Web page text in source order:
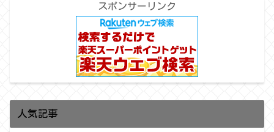
スポンサーリンク
人気記事